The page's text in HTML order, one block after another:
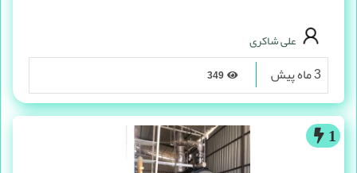
علی شاکری
3 ماه پیش
1